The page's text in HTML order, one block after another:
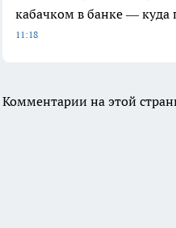
кабачком в банке — куда
11:18
Комментарии на этой